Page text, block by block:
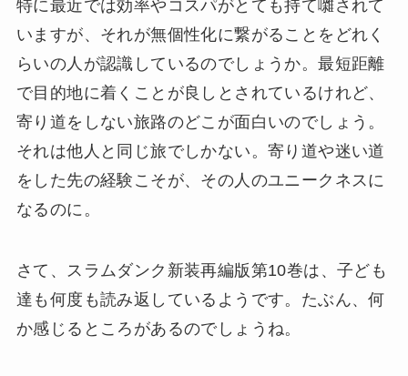
特に最近では効率やコスパがとても持て囃されて
いますが、それが無個性化に繋がることをどれく
らいの人が認識しているのでしょうか。最短距離
で目的地に着くことが良しとされているけれど、
寄り道をしない旅路のどこが面白いのでしょう。
それは他人と同じ旅でしかない。寄り道や迷い道
をした先の経験こそが、その人のユニークネスに
なるのに。
さて、スラムダンク新装再編版第10巻は、子ども
達も何度も読み返しているようです。たぶん、何
か感じるところがあるのでしょうね。